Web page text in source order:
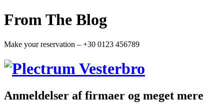
From The Blog
Make your reservation – +30 0123 456789
Anmeldelser af firmaer og meget mere